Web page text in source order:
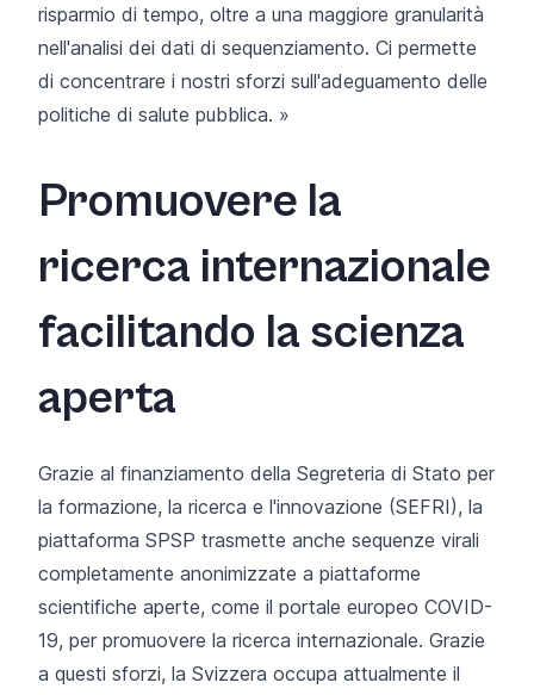
risparmio di tempo, oltre a una maggiore granularità
nell'analisi dei dati di sequenziamento. Ci permette
di concentrare i nostri sforzi sull'adeguamento delle
politiche di salute pubblica. »
Promuovere la
ricerca internazionale
facilitando la scienza
aperta
Grazie al finanziamento della Segreteria di Stato per
la formazione, la ricerca e l'innovazione (SEFRI), la
piattaforma SPSP trasmette anche sequenze virali
completamente anonimizzate a piattaforme
scientifiche aperte, come il portale europeo COVID-
19, per promuovere la ricerca internazionale. Grazie
a questi sforzi, la Svizzera occupa attualmente il